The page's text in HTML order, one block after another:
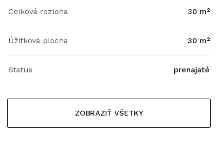
Celková rozloha 30 m²
Úžitková plocha 30 m²
Status prenajaté
ZOBRAZIŤ VŠETKY